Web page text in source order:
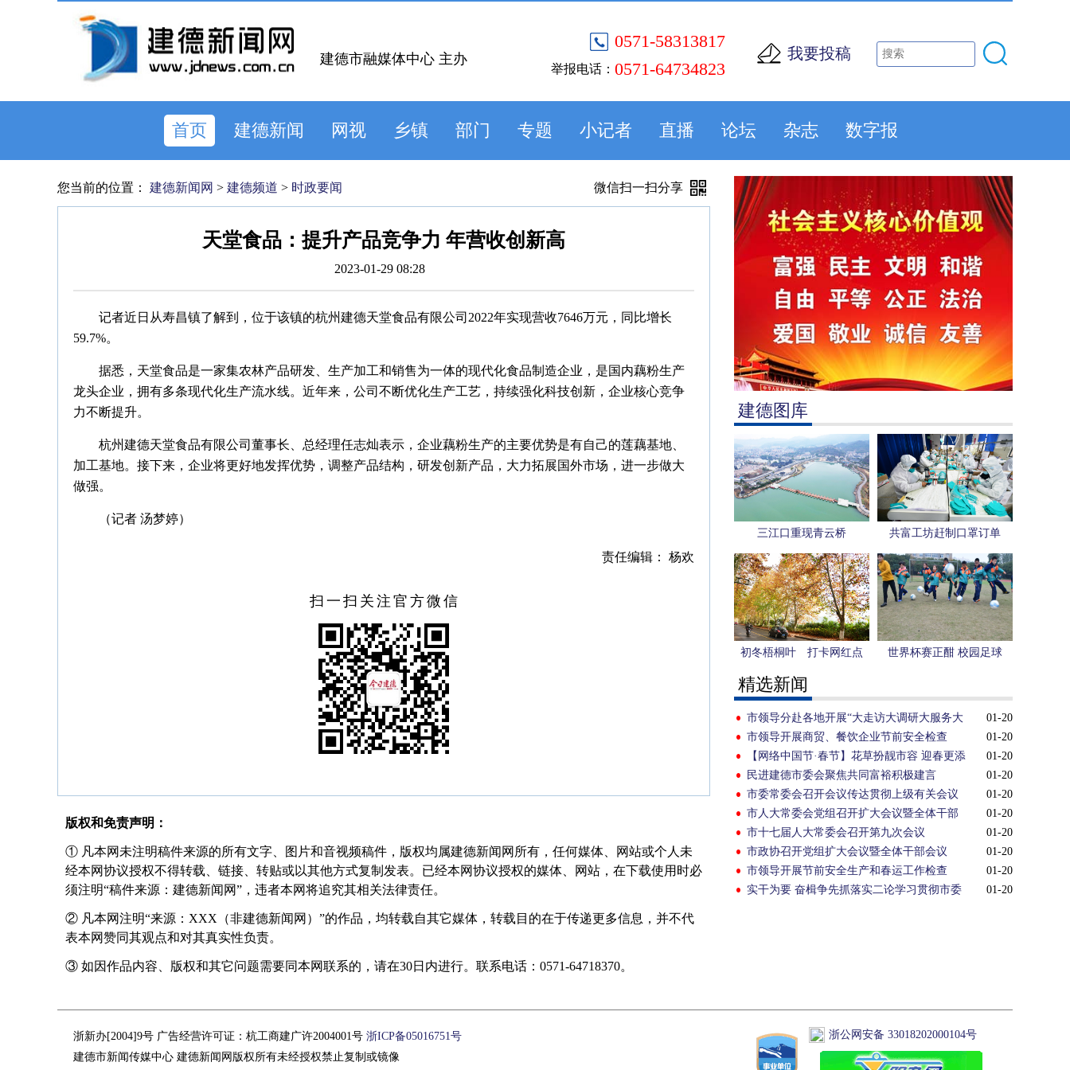
0571-58313817
举报电话： 0571-64734823
我要投稿
建德市融媒体中心 主办
首页 建德新闻 网视 乡镇 部门 专题 小记者 直播 论坛 杂志 数字报
建德图库
三江口重现青云桥 共富工坊赶制口罩订单
初冬梧桐叶 打卡网红点
世界杯赛正酣 校园足球
精选新闻
01-20
市领导分赴各地开展“大走访大调研大服务大
解题”活动
01-20
市领导开展商贸、餐饮企业节前安全检查
01-20
【网络中国节·春节】花草扮靓市容 迎春更添
活力
01-20
民进建德市委会聚焦共同富裕积极建言
01-20
市委常委会召开会议传达贯彻上级有关会议
精神
01-20
市人大常委会党组召开扩大会议暨全体干部
会议
01-20
市十七届人大常委会召开第九次会议
01-20
市政协召开党组扩大会议暨全体干部会议
01-20
市领导开展节前安全生产和春运工作检查
01-20
实干为要 奋楫争先抓落实二论学习贯彻市委
您当前的位置： 建德新闻网 > 建德频道 > 时政要闻 微信扫一扫分享
天堂食品：提升产品竞争力 年营收创新高
2023-01-29 08:28
记者近日从寿昌镇了解到，位于该镇的杭州建德天堂食品有限公司2022年实现营收7646万元，同比增长
59.7%。
据悉，天堂食品是一家集农林产品研发、生产加工和销售为一体的现代化食品制造企业，是国内藕粉生产
龙头企业，拥有多条现代化生产流水线。近年来，公司不断优化生产工艺，持续强化科技创新，企业核心竞争
力不断提升。
杭州建德天堂食品有限公司董事长、总经理任志灿表示，企业藕粉生产的主要优势是有自己的莲藕基地、
加工基地。接下来，企业将更好地发挥优势，调整产品结构，研发创新产品，大力拓展国外市场，进一步做大
做强。
（记者 汤梦婷）
责任编辑： 杨欢
扫一扫关注官方微信
版权和免责声明：
① 凡本网未注明稿件来源的所有文字、图片和音视频稿件，版权均属建德新闻网所有，任何媒体、网站或个人未
经本网协议授权不得转载、链接、转贴或以其他方式复制发表。已经本网协议授权的媒体、网站，在下载使用时必
须注明“稿件来源：建德新闻网”，违者本网将追究其相关法律责任。
② 凡本网注明“来源：XXX（非建德新闻网）”的作品，均转载自其它媒体，转载目的在于传递更多信息，并不代
表本网赞同其观点和对其真实性负责。
③ 如因作品内容、版权和其它问题需要同本网联系的，请在30日内进行。联系电话：0571-64718370。
浙公网安备 33018202000104号
浙新办[2004]9号 广告经营许可证：杭工商建广许2004001号 浙ICP备05016751号
建德市新闻传媒中心 建德新闻网版权所有未经授权禁止复制或镜像